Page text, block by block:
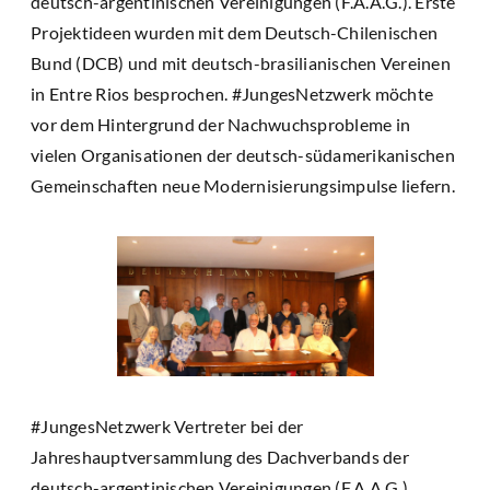
Projektideen wurden mit dem Deutsch-Chilenischen
Bund (DCB) und mit deutsch-brasilianischen Vereinen
in Entre Rios besprochen. #JungesNetzwerk möchte
vor dem Hintergrund der Nachwuchsprobleme in
vielen Organisationen der deutsch-südamerikanischen
Gemeinschaften neue Modernisierungsimpulse liefern.
#JungesNetzwerk Vertreter bei der
Jahreshauptversammlung des Dachverbands der